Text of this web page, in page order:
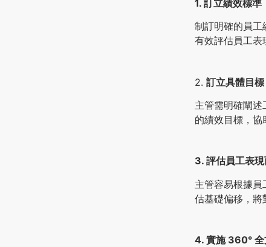
1. 訂立績效標準
制訂明確的員工
有效評估員工表
2. 訂立具體目標
主管需明確闡
的績效目標，協
3. 評估員工表
主管容易根據
估基礎偏移，將
4. 實施 360° 全